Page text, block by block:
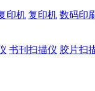
印机 复印机 数码印
书刊扫描仪 胶片扫